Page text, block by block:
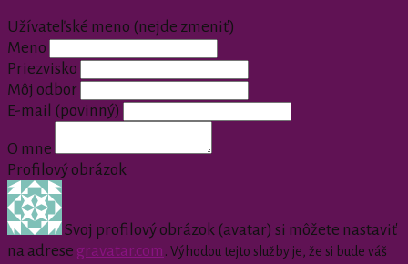
Užívateľské meno (nejde zmeniť)
Meno
Priezvisko
Môj odbor
E-mail
(povinný)
O mne
Profilový obrázok
Svoj profilový obrázok (avatar) si môžete nastaviť
na adrese gravatar.com . Výhodou tejto služby je, že si bude váš